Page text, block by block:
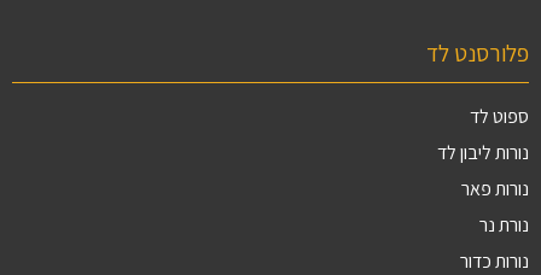
פלורסנט לד
ספוט לד
נורות ליבון לד
נורות פאר
נורת נר
נורות כדור